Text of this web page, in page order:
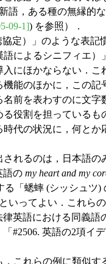
語，ある種の無縁的
09-1]) を参照）．
定）」のような表記
によるシニフィエ
にほかならない．
能のほかに，この
前を表わすのに文
役割を担っている
代の状況に，何と
れるのは，日本語の
語の my heart and my
る「蟋蟀 (シッシュツ
いってよい．これら
律英語における同義語
「#2506. 英語の2項イ
これらの例に類似す